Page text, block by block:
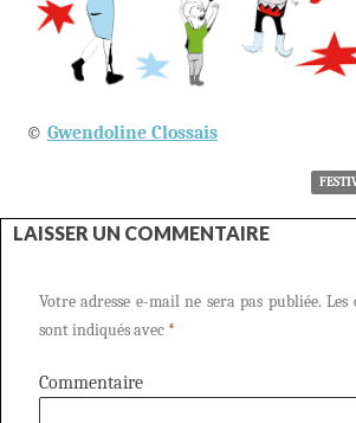
© Gwendoline Clossais
LAISSER UN COMMENTAIRE
Votre adresse e-mail ne sera pas publiée. Les
sont indiqués avec *
Commentaire